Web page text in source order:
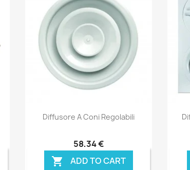
Anteprima
Diffusore A Coni Regolabili
58,34 €
 ADD TO CART